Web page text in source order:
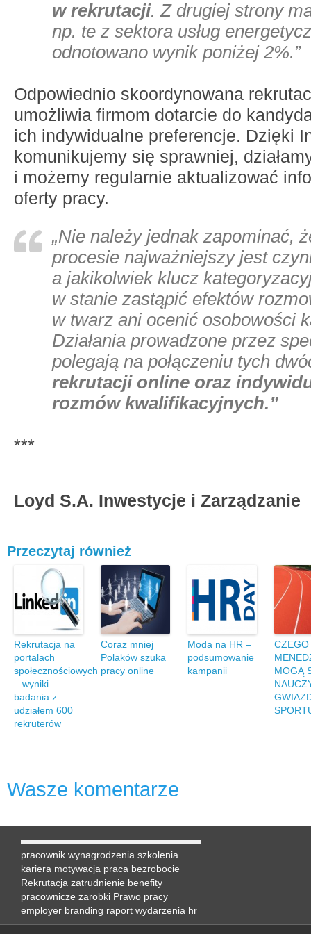
w rekrutacji. Z drugiej strony
np. te z sektora usług
odnotowano wynik poniżej 2%.”
Odpowiednio skoordynowana
umożliwia firmom dotarcie do
ich indywidualne preferencje. Dzięki
komunikujemy się sprawniej,
i możemy regularnie aktualizować
oferty pracy.
„Nie należy jednak zapominać,
procesie najważniejszy jest
a jakikolwiek klucz
w stanie zastąpić efektów
w twarz ani ocenić osobowości
Działania prowadzone przez
polegają na połączeniu tych
rekrutacji online oraz
rozmów kwalifikacyjnych.”
***
Loyd S.A. Inwestycje i Zarządzanie
Przeczytaj również
Rekrutacja na
portalach
społecznościowych
– wyniki
badania z
udziałem 600
rekruterów
Coraz mniej
Polaków szuka
pracy online
Moda na HR –
podsumowanie
kampanii
CZEGO
MOGĄ
Wasze komentarze
pracownik wynagrodzenia szkolenia
kariera motywacja praca bezrobocie
Rekrutacja zatrudnienie benefity
pracownicze zarobki Prawo pracy
employer branding raport wydarzenia hr